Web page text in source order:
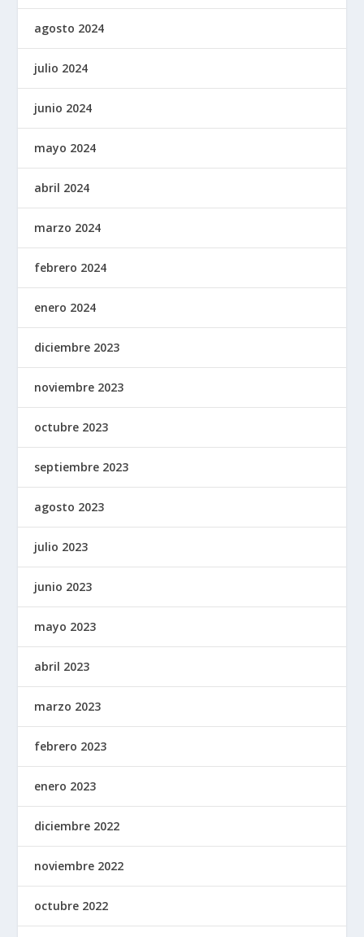
agosto 2024
julio 2024
junio 2024
mayo 2024
abril 2024
marzo 2024
febrero 2024
enero 2024
diciembre 2023
noviembre 2023
octubre 2023
septiembre 2023
agosto 2023
julio 2023
junio 2023
mayo 2023
abril 2023
marzo 2023
febrero 2023
enero 2023
diciembre 2022
noviembre 2022
octubre 2022